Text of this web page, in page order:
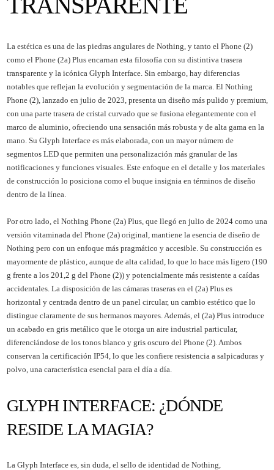
La estética es una de las piedras angulares de Nothing, y tanto el Phone (2)
como el Phone (2a) Plus encarnan esta filosofía con su distintiva trasera
transparente y la icónica Glyph Interface. Sin embargo, hay diferencias
notables que reflejan la evolución y segmentación de la marca. El Nothing
Phone (2), lanzado en julio de 2023, presenta un diseño más pulido y premium,
con una parte trasera de cristal curvado que se fusiona elegantemente con el
marco de aluminio, ofreciendo una sensación más robusta y de alta gama en la
mano. Su Glyph Interface es más elaborada, con un mayor número de
segmentos LED que permiten una personalización más granular de las
notificaciones y funciones visuales. Este enfoque en el detalle y los materiales
de construcción lo posiciona como el buque insignia en términos de diseño
dentro de la línea.
Por otro lado, el Nothing Phone (2a) Plus, que llegó en julio de 2024 como una
versión vitaminada del Phone (2a) original, mantiene la esencia de diseño de
Nothing pero con un enfoque más pragmático y accesible. Su construcción es
mayormente de plástico, aunque de alta calidad, lo que lo hace más ligero (190
g frente a los 201,2 g del Phone (2)) y potencialmente más resistente a caídas
accidentales. La disposición de las cámaras traseras en el (2a) Plus es
horizontal y centrada dentro de un panel circular, un cambio estético que lo
distingue claramente de sus hermanos mayores. Además, el (2a) Plus introduce
un acabado en gris metálico que le otorga un aire industrial particular,
diferenciándose de los tonos blanco y gris oscuro del Phone (2). Ambos
conservan la certificación IP54, lo que les confiere resistencia a salpicaduras y
polvo, una característica esencial para el día a día.
GLYPH INTERFACE: ¿DÓNDE
RESIDE LA MAGIA?
La Glyph Interface es, sin duda, el sello de identidad de Nothing,